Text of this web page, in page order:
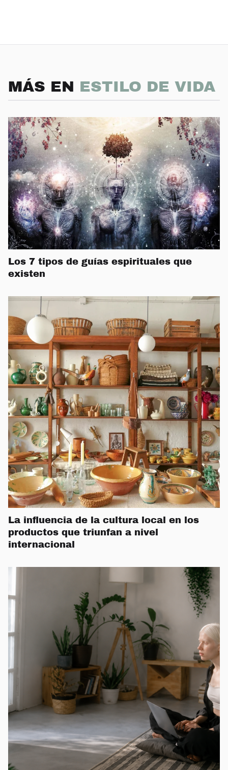
MÁS EN ESTILO DE VIDA
Los 7 tipos de guías espirituales que
existen
La influencia de la cultura local en los
productos que triunfan a nivel
internacional